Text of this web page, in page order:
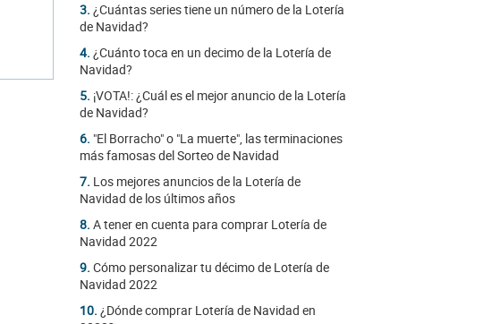
3. ¿Cuántas series tiene un número de la Lotería
de Navidad?
4. ¿Cuánto toca en un decimo de la Lotería de
Navidad?
5. ¡VOTA!: ¿Cuál es el mejor anuncio de la Lotería
de Navidad?
6. "El Borracho" o "La muerte", las terminaciones
más famosas del Sorteo de Navidad
7. Los mejores anuncios de la Lotería de
Navidad de los últimos años
8. A tener en cuenta para comprar Lotería de
Navidad 2022
9. Cómo personalizar tu décimo de Lotería de
Navidad 2022
10. ¿Dónde comprar Lotería de Navidad en